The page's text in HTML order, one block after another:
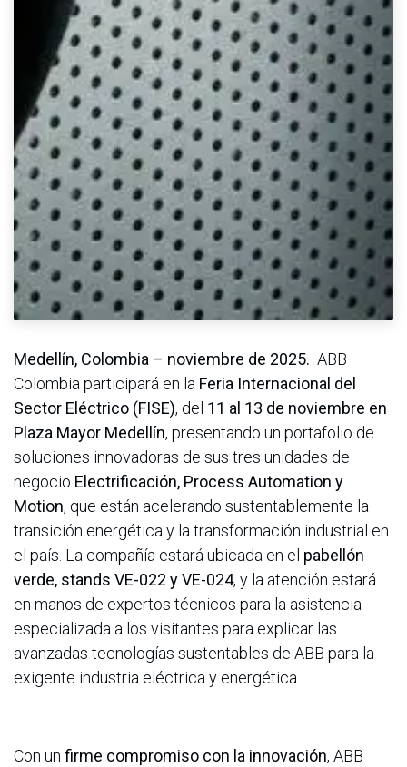
Medellín, Colombia – noviembre de 2025. ABB
Colombia participará en la Feria Internacional del
Sector Eléctrico (FISE), del 11 al 13 de noviembre en
Plaza Mayor Medellín, presentando un portafolio de
soluciones innovadoras de sus tres unidades de
negocio Electrificación, Process Automation y
Motion, que están acelerando sustentablemente la
transición energética y la transformación industrial en
el país. La compañía estará ubicada en el pabellón
verde, stands VE-022 y VE-024, y la atención estará
en manos de expertos técnicos para la asistencia
especializada a los visitantes para explicar las
avanzadas tecnologías sustentables de ABB para la
exigente industria eléctrica y energética.
Con un firme compromiso con la innovación, ABB